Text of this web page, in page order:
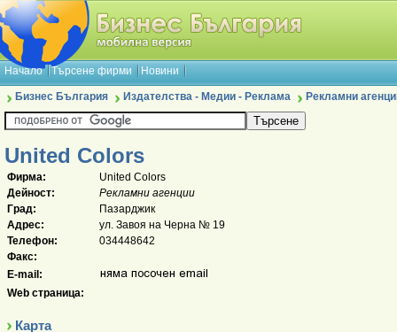
Начало Търсене фирми Новини
Бизнес България Издателства - Медии - Реклама Рекламни
United Colors
Фирма:
United Colors
Дейност:
Рекламни агенции
Град:
Пазарджик
Адрес:
ул. Завоя на Черна № 19
Телефон:
034448642
Факс:
E-mail:
Web страница:
Карта